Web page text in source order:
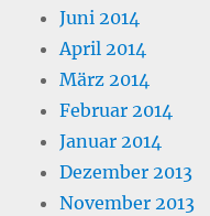
Juni 2014
April 2014
März 2014
Februar 2014
Januar 2014
Dezember 2013
November 2013